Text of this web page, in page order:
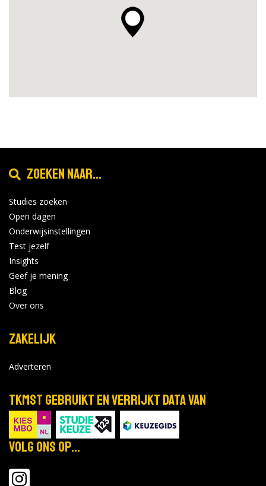
Zoeken naar...
Studies zoeken
Open dagen
Onderwijsinstellingen
Test jezelf
Insights
Geef je mening
Blog
Over ons
Zakelijk
Adverteren
TKMST gebruikt en verrijkt data van
Volg ons op...